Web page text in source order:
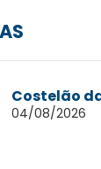
Costelão
04/08/2026